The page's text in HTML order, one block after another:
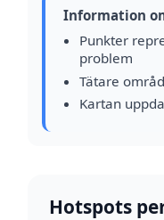
Information
Punkter
problem
Tätare
Kartan
Hotspots